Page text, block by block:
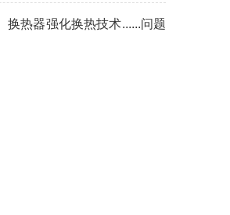
热器强化换热技术......问题